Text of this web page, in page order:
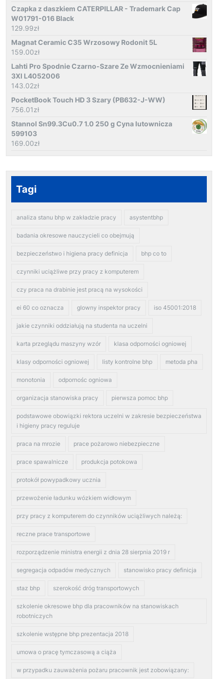
Czapka z daszkiem CATERPILLAR - Trademark Cap
W01791-016 Black
129.99zł
Magnat Ceramic C35 Wrzosowy Rodonit 5L
159.00zł
Lahti Pro Spodnie Czarno-Szare Ze Wzmocnieniami
3Xl L4052006
143.02zł
PocketBook Touch HD 3 Szary (PB632-J-WW)
756.01zł
Stannol Sn99.3Cu0.7 1.0 250 g Cyna lutownicza
599103
169.00zł
Tagi
analiza stanu bhp w zakładzie pracy asystentbhp
badania okresowe nauczycieli co obejmują
bezpieczeństwo i higiena pracy definicja bhp co to
czynniki uciążliwe przy pracy z komputerem
czy praca na drabinie jest pracą na wysokości
ei 60 co oznacza glowny inspektor pracy iso 45001:2018
jakie czynniki oddziałują na studenta na uczelni
karta przeglądu maszyny wzór klasa odporności ogniowej
klasy odporności ogniowej listy kontrolne bhp metoda pha
monotonia odpornośc ogniowa
organizacja stanowiska pracy pierwsza pomoc bhp
podstawowe obowiązki rektora uczelni w zakresie bezpieczeństwa
i higieny pracy reguluje
praca na mrozie prace pożarowo niebezpieczne
prace spawalnicze produkcja potokowa
protokół powypadkowy ucznia
przewożenie ładunku wózkiem widłowym
przy pracy z komputerem do czynników uciążliwych należą:
reczne prace transportowe
rozporządzenie ministra energii z dnia 28 sierpnia 2019 r
segregacja odpadów medycznych stanowisko pracy definicja
staz bhp szerokość dróg transportowych
szkolenie okresowe bhp dla pracowników na stanowiskach
robotniczych
szkolenie wstępne bhp prezentacja 2018
umowa o pracę tymczasową a ciąża
w przypadku zauważenia pożaru pracownik jest zobowiązany: